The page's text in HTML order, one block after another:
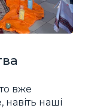
вже
наші